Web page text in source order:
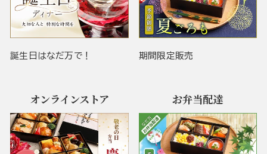
誕生日はなだ万で！ 期間限定販売
オンラインストア お弁当配達